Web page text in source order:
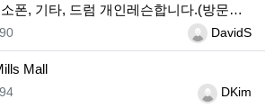
폰, 기타, 드럼 개인레슨합니다.(방문레슨…
등록자DavidS
Mall
등록자DKim